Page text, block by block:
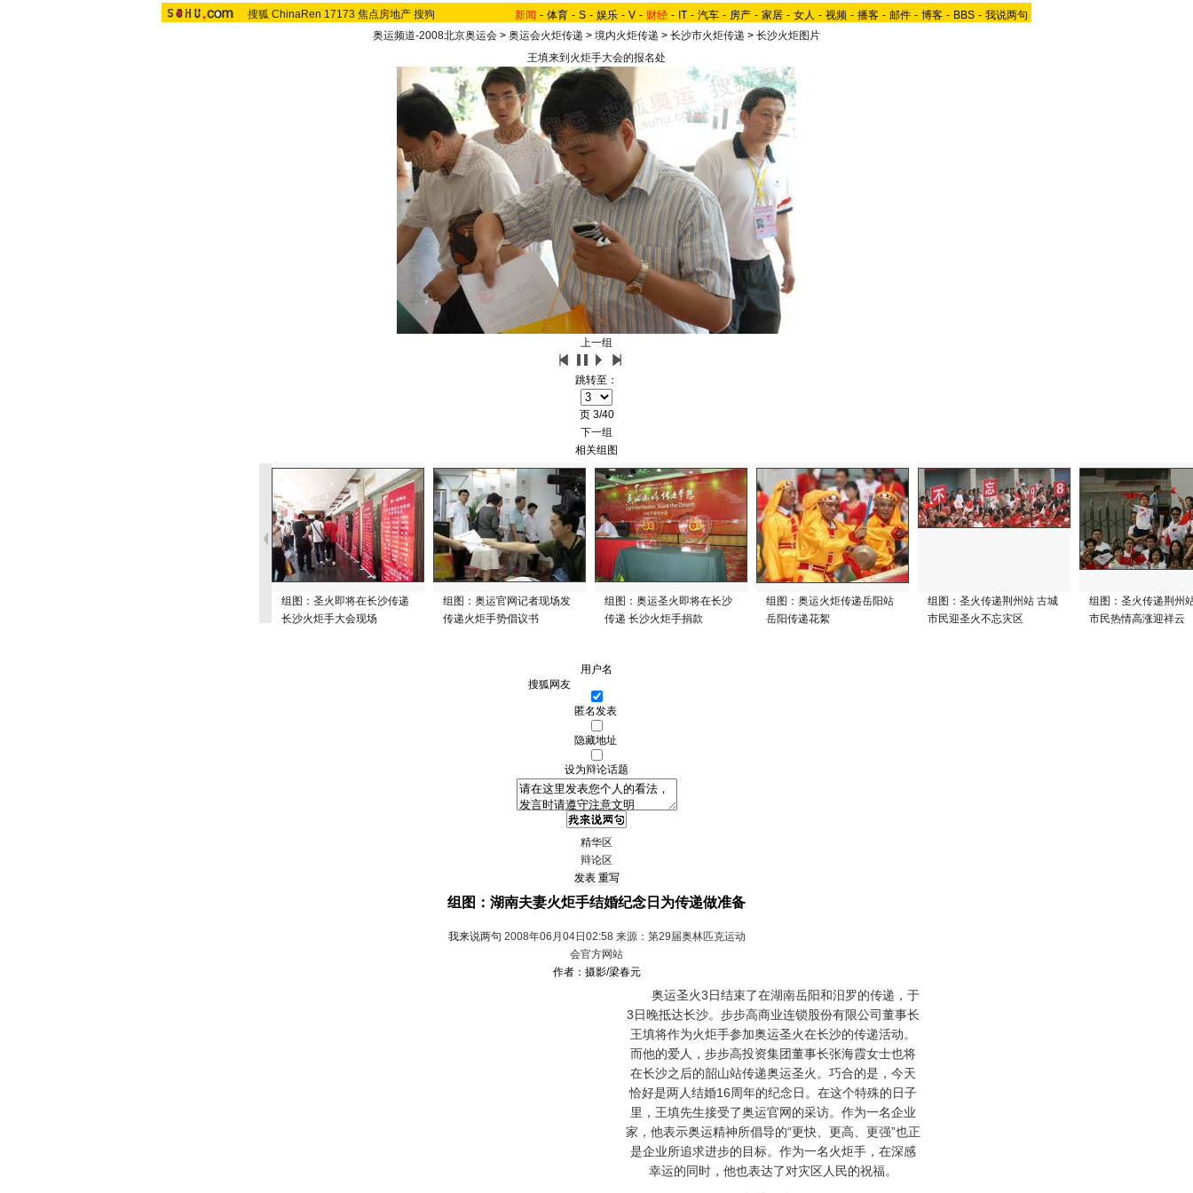
搜狐 ChinaRen 17173 焦点房地产 搜狗 新闻 - 体育 - S - 娱乐 - V - 财经 - IT - 汽车 - 房产 - 家居 - 女人 - 视频 - 播客 - 邮件 - 博客 - BBS - 我说两句
奥运频道-2008北京奥运会 > 奥运会火炬传递 > 境内火炬传递 > 长沙市火炬传递 > 长沙火炬图片
王填来到火炬手大会的报名处
上一组
跳转至：
页 3/40
下一组
相关组图
组图：圣火即将在长沙传递
长沙火炬手大会现场
组图：奥运官网记者现场发
传递火炬手势倡议书
组图：奥运圣火即将在长沙
传递 长沙火炬手捐款
组图：奥运火炬传递岳阳站
岳阳传递花絮
组图：圣火传递荆州站 古城
市民迎圣火不忘灾区
组图：圣火传递荆州
市民热情高涨迎祥云
用户名
匿名发表
隐藏地址
设为辩论话题
精华区
辩论区
组图：湖南夫妻火炬手结婚纪念日为传递做准备
我来说两句 2008年06月04日02:58 来源：第29届奥林匹克运动
会官方网站
作者：摄影/梁春元
奥运圣火3日结束了在湖南岳阳和汨罗的传递，于
3日晚抵达长沙。步步高商业连锁股份有限公司董事长
王填将作为火炬手参加奥运圣火在长沙的传递活动。
而他的爱人，步步高投资集团董事长张海霞女士也将
在长沙之后的韶山站传递奥运圣火。巧合的是，今天
恰好是两人结婚16周年的纪念日。在这个特殊的日子
里，王填先生接受了奥运官网的采访。作为一名企业
家，他表示奥运精神所倡导的“更快、更高、更强”也正
是企业所追求进步的目标。作为一名火炬手，在深感
幸运的同时，他也表达了对灾区人民的祝福。